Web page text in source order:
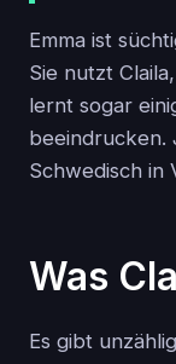
Emma ist
Sie nutzt
lernt sogar
beeindrucken.
Schwedisch in
Was
Es gibt